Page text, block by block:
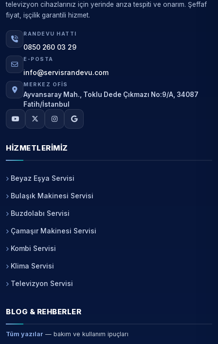
televizyon cihazlarınız için yerinde arıza tespiti ve onarım. Şeffaf
fiyat, işçilik garantili hizmet.
RANDEVU HATTI
0850 260 03 29
E-POSTA
info@servisrandevu.com
MERKEZ OFIS
Ayvansaray Mah., Toklu Dede Çıkmazı No:9/A, 34087
Fatih/İstanbul
HIZMETLERIMIZ
Beyaz Eşya Servisi
Bulaşık Makinesi Servisi
Buzdolabı Servisi
Çamaşır Makinesi Servisi
Kombi Servisi
Klima Servisi
Televizyon Servisi
BLOG & REHBERLER
Tüm yazılar — bakım ve kullanım ipuçları